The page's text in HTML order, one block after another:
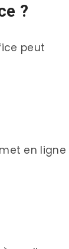
?
peut
en ligne